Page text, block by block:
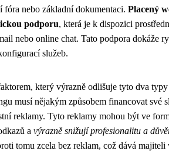
fóra nebo základní dokumentaci. Placený
podporu, která je k dispozici
nebo online chat. Tato podpora dokáže
služeb.
který výrazně odlišuje tyto dva
musí nějakým způsobem financovat své
reklamy. Tyto reklamy mohou být ve
a výrazně snižují profesionalitu a
tomu zcela bez reklam, což dává